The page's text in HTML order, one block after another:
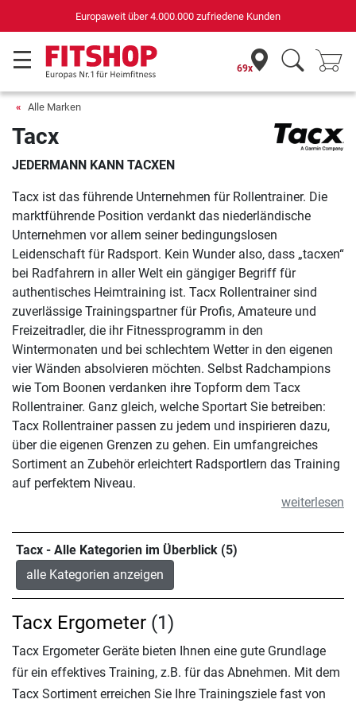
Europaweit über 4.000.000 zufriedene Kunden
69x
Alle Marken
Tacx
JEDERMANN KANN TACXEN
Tacx ist das führende Unternehmen für Rollentrainer. Die
marktführende Position verdankt das niederländische
Unternehmen vor allem seiner bedingungslosen
Leidenschaft für Radsport. Kein Wunder also, dass „tacxen“
bei Radfahrern in aller Welt ein gängiger Begriff für
authentisches Heimtraining ist. Tacx Rollentrainer sind
zuverlässige Trainingspartner für Profis, Amateure und
Freizeitradler, die ihr Fitnessprogramm in den
Wintermonaten und bei schlechtem Wetter in den eigenen
vier Wänden absolvieren möchten. Selbst Radchampions
wie Tom Boonen verdanken ihre Topform dem Tacx
Rollentrainer. Ganz gleich, welche Sportart Sie betreiben:
Tacx Rollentrainer passen zu jedem und inspirieren dazu,
über die eigenen Grenzen zu gehen. Ein umfangreiches
Sortiment an Zubehör erleichtert Radsportlern das Training
auf perfektem Niveau.
weiterlesen
Tacx - Alle Kategorien im Überblick (5)
alle Kategorien anzeigen
Tacx Ergometer (1)
Tacx Ergometer Geräte bieten Ihnen eine gute Grundlage
für ein effektives Training, z.B. für das Abnehmen. Mit dem
Tacx Sortiment erreichen Sie Ihre Trainingsziele fast von